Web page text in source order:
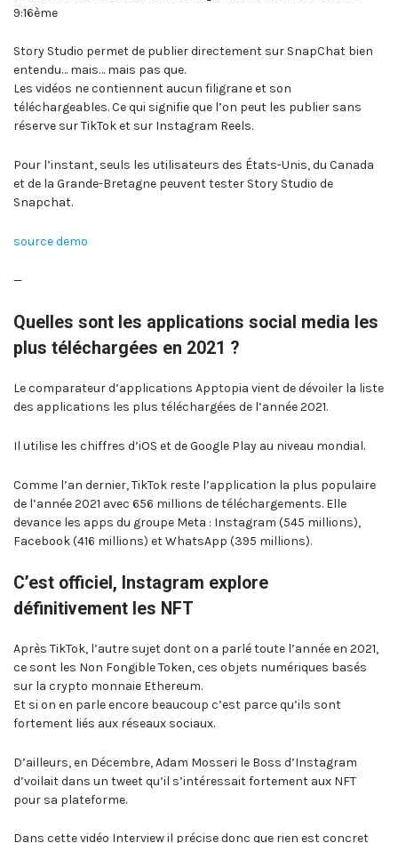
9:16ème
Story Studio permet de publier directement sur SnapChat bien
entendu… mais… mais pas que.
Les vidéos ne contiennent aucun filigrane et son
téléchargeables. Ce qui signifie que l’on peut les publier sans
réserve sur TikTok et sur Instagram Reels.
Pour l’instant, seuls les utilisateurs des États-Unis, du Canada
et de la Grande-Bretagne peuvent tester Story Studio de
Snapchat.
source demo
—
Quelles sont les applications social media les
plus téléchargées en 2021 ?
Le comparateur d’applications Apptopia vient de dévoiler la liste
des applications les plus téléchargées de l’année 2021.
Il utilise les chiffres d’iOS et de Google Play au niveau mondial.
Comme l’an dernier, TikTok reste l’application la plus populaire
de l’année 2021 avec 656 millions de téléchargements. Elle
devance les apps du groupe Meta : Instagram (545 millions),
Facebook (416 millions) et WhatsApp (395 millions).
C’est officiel, Instagram explore
définitivement les NFT
Après TikTok, l’autre sujet dont on a parlé toute l’année en 2021,
ce sont les Non Fongible Token, ces objets numériques basés
sur la crypto monnaie Ethereum.
Et si on en parle encore beaucoup c’est parce qu’ils sont
fortement liés aux réseaux sociaux.
D’ailleurs, en Décembre, Adam Mosseri le Boss d’Instagram
d’voilait dans un tweet qu’il s’intéressait fortement aux NFT
pour sa plateforme.
Dans cette vidéo Interview il précise donc que rien est concret